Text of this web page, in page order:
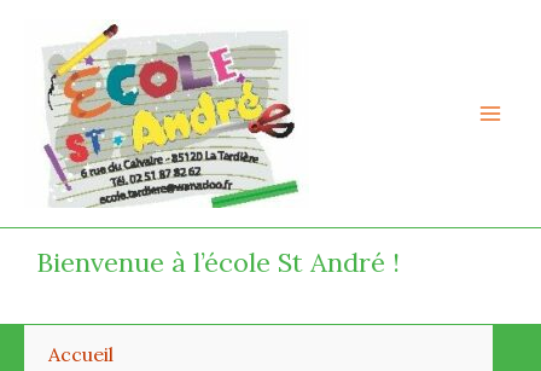
contenu
Bienvenue à l’école St André !
Accueil